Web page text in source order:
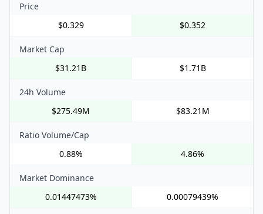
Price
$0.329
$0.352
Market Cap
$31.21B
$1.71B
24h Volume
$275.49M
$83.21M
Ratio Volume/Cap
0.88%
4.86%
Market Dominance
0.01447473%
0.00079439%